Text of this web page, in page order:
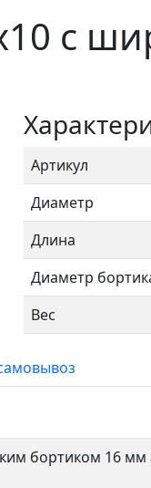
с
Артикул
Диаметр
Длина
Диаметр
Вес
бортиком 16